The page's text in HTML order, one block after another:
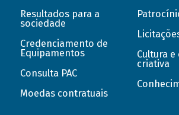
Resultados para a
sociedade
Credenciamento de
Equipamentos
Consulta PAC
Moedas contratuais
Cultura
criativa